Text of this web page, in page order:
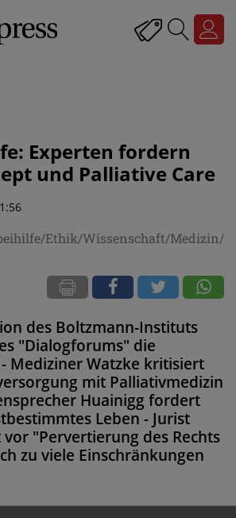
Experten fordern
und Palliative Care
Ethik/Wissenschaft/Medizin/
des Boltzmann-Instituts
"Dialogforums" die
Mediziner Watzke kritisiert
mit Palliativmedizin
Huainigg fordert
Leben - Jurist
"Pervertierung des Rechts
zu viele Einschränkungen